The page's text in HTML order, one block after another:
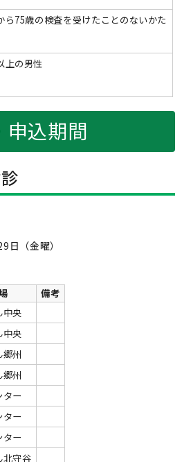
ら75歳の検査を受けたことのないかた
上の男性
申込期間
日（金曜）
備考
中央
中央
郷州
郷州
ー
ー
ー
北守谷